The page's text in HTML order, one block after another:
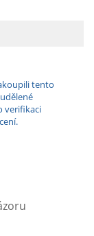
tento
verifikaci